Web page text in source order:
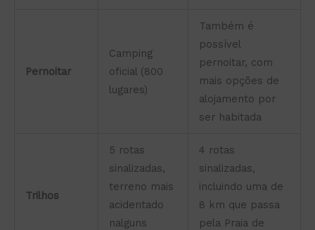
Pernoitar
Camping
oficial (800
lugares)
Também é
possível
pernoitar, com
mais opções de
alojamento por
ser habitada
Trilhos
5 rotas
sinalizadas,
terreno mais
acidentado
nalguns
4 rotas
sinalizadas,
incluindo uma de
8 km que passa
pela Praia de